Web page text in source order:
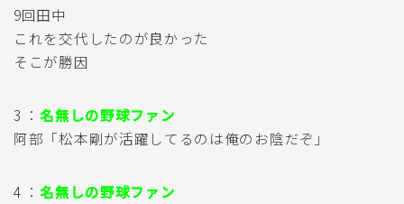
9回田中
これを交代したのが良かった
そこが勝因
3 ：名無しの野球ファン
阿部「松本剛が活躍してるのは俺のお陰だぞ」
4 ：名無しの野球ファン